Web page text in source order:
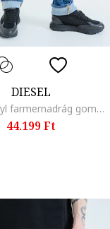
DIESEL
1993 D-Vyl farmernadrág gombokkal, Kék
44.199 Ft